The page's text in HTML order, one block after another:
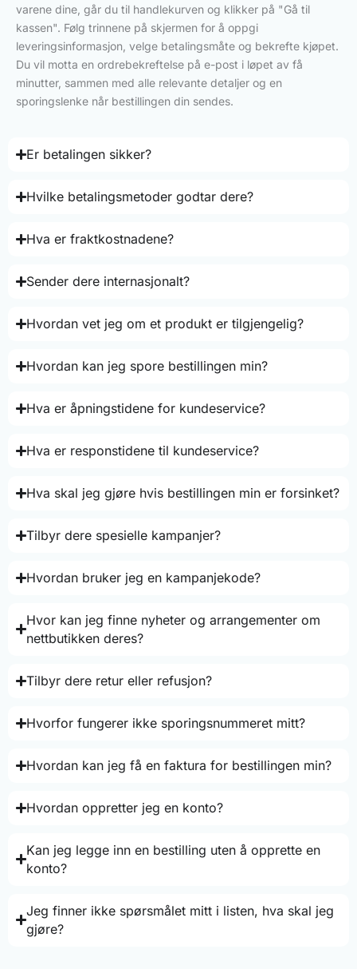
varene dine, går du til handlekurven og klikker på "Gå til
kassen". Følg trinnene på skjermen for å oppgi
leveringsinformasjon, velge betalingsmåte og bekrefte kjøpet.
Du vil motta en ordrebekreftelse på e-post i løpet av få
minutter, sammen med alle relevante detaljer og en
sporingslenke når bestillingen din sendes.
Er betalingen sikker?
Hvilke betalingsmetoder godtar dere?
Hva er fraktkostnadene?
Sender dere internasjonalt?
Hvordan vet jeg om et produkt er tilgjengelig?
Hvordan kan jeg spore bestillingen min?
Hva er åpningstidene for kundeservice?
Hva er responstidene til kundeservice?
Hva skal jeg gjøre hvis bestillingen min er forsinket?
Tilbyr dere spesielle kampanjer?
Hvordan bruker jeg en kampanjekode?
Hvor kan jeg finne nyheter og arrangementer om
nettbutikken deres?
Tilbyr dere retur eller refusjon?
Hvorfor fungerer ikke sporingsnummeret mitt?
Hvordan kan jeg få en faktura for bestillingen min?
Hvordan oppretter jeg en konto?
Kan jeg legge inn en bestilling uten å opprette en
konto?
Jeg finner ikke spørsmålet mitt i listen, hva skal jeg
gjøre?